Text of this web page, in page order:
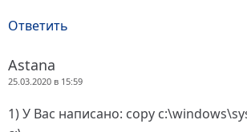
Ответить
Astana
25.03.2020 в 15:59
1) У Вас написано: copy